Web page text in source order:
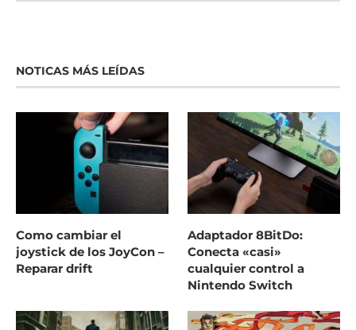
NOTICAS MÁS LEÍDAS
Como cambiar el
joystick de los JoyCon –
Reparar drift
Adaptador 8BitDo:
Conecta «casi»
cualquier control a
Nintendo Switch